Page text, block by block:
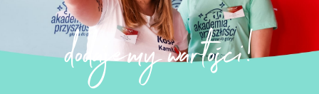
dodajemy wartości!